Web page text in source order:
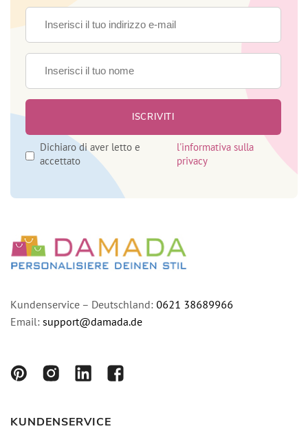
Dichiaro di aver letto e
accettato
l'informativa sulla
privacy
Kundenservice – Deutschland: 0621 38689966
Email: support@damada.de
KUNDENSERVICE